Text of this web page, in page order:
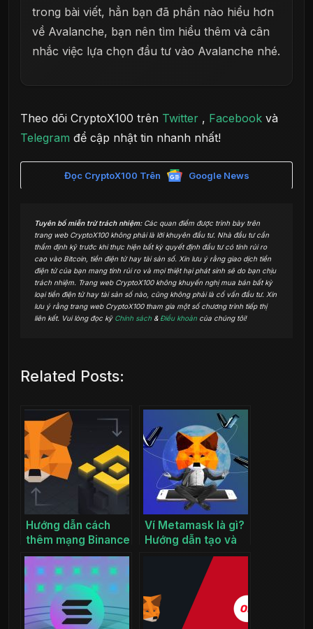
trong bài viết, hẳn bạn đã phần nào hiểu hơn
về Avalanche, bạn nên tìm hiểu thêm và cân
nhắc việc lựa chọn đầu tư vào Avalanche nhé.
Theo dõi CryptoX100 trên Twitter , Facebook và
Telegram để cập nhật tin nhanh nhất!
Đọc CryptoX100 Trên Google News
Tuyên bố miễn trừ trách nhiệm:Các quan điểm được trình bày trên
trang web CryptoX100 không phải là lời khuyên đầu tư. Nhà đầu tư cần
thẩm định kỹ trước khi thực hiện bất kỳ quyết định đầu tư có tính rủi ro
cao vào Bitcoin, tiền điện tử hay tài sản số. Xin lưu ý rằng giao dịch tiền
điện tử của bạn mang tính rủi ro và mọi thiệt hại phát sinh sẽ do bạn chịu
trách nhiệm. Trang web CryptoX100 không khuyến nghị mua bán bất kỳ
loại tiền điện tử hay tài sản số nào, cũng không phải là cố vấn đầu tư. Xin
lưu ý rằng trang web CryptoX100 tham gia một số chương trình tiếp thị
liên kết. Vui lòng đọc kỹ Chính sách & Điều khoản của chúng tôi!
Related Posts:
Hướng dẫn cách
thêm mạng Binance
Smart Chain vào ví
Metamask
Ví Metamask là gì?
Hướng dẫn tạo và